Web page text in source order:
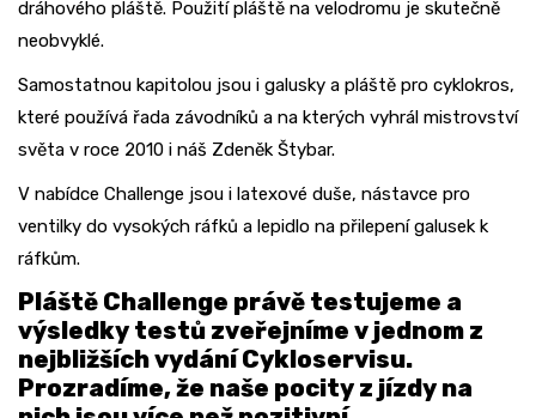
dráhového pláště. Použití pláště na velodromu je skutečně
neobvyklé.
Samostatnou kapitolou jsou i galusky a pláště pro cyklokros,
které používá řada závodníků a na kterých vyhrál mistrovství
světa v roce 2010 i náš Zdeněk Štybar.
V nabídce Challenge jsou i latexové duše, nástavce pro
ventilky do vysokých ráfků a lepidlo na přilepení galusek k
ráfkům.
Pláště Challenge právě testujeme a
výsledky testů zveřejníme v jednom z
nejbližších vydání Cykloservisu.
Prozradíme, že naše pocity z jízdy na